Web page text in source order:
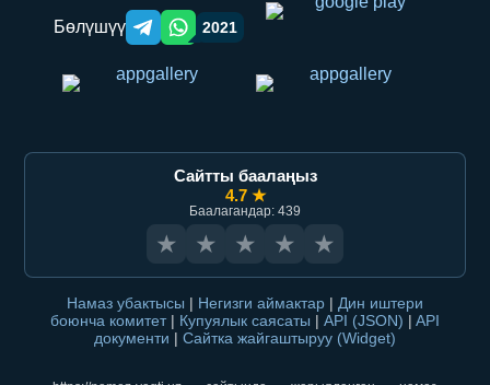
Бөлүшүү Telegram orqali ulashish
WhatsApp orqali ulashish
2021
Сайтты баалаңыз
4.7 ★
Баалагандар: 439
★ ★ ★ ★ ★
Намаз убактысы | Негизги аймактар | Дин иштери
боюнча комитет | Купуялык саясаты | API (JSON) | API
документи | Сайтка жайгаштыруу (Widget)